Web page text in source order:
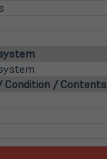
/ Contents